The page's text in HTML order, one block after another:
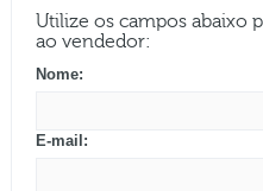
Utilize os campos abaixo
ao vendedor:
Nome:
E-mail: